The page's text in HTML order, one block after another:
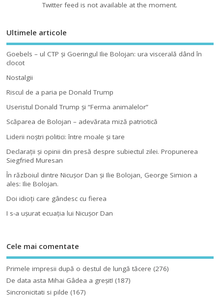
Twitter feed is not available at the moment.
Ultimele articole
Goebels – ul CTP şi Goeringul Ilie Bolojan: ura viscerală dând în
clocot
Nostalgii
Riscul de a paria pe Donald Trump
Useristul Donald Trump şi “Ferma animalelor”
Scăparea de Bolojan – adevărata miză patriotică
Liderii noştri politici: între moale şi tare
Declaraţii şi opinii din presă despre subiectul zilei. Propunerea
Siegfried Muresan
În războiul dintre Nicuşor Dan şi Ilie Bolojan, George Simion a
ales: Ilie Bolojan.
Doi idioţi care gândesc cu fierea
I s-a uşurat ecuaţia lui Nicuşor Dan
Cele mai comentate
Primele impresii după o destul de lungă tăcere (276)
De data asta Mihai Gâdea a greşit! (187)
Sincronicitati si pilde (167)